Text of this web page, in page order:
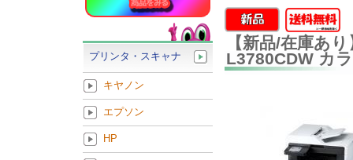
【新品/在庫あ
L3780CDW カ
プリンタ・スキャナ
キヤノン
エプソン
HP